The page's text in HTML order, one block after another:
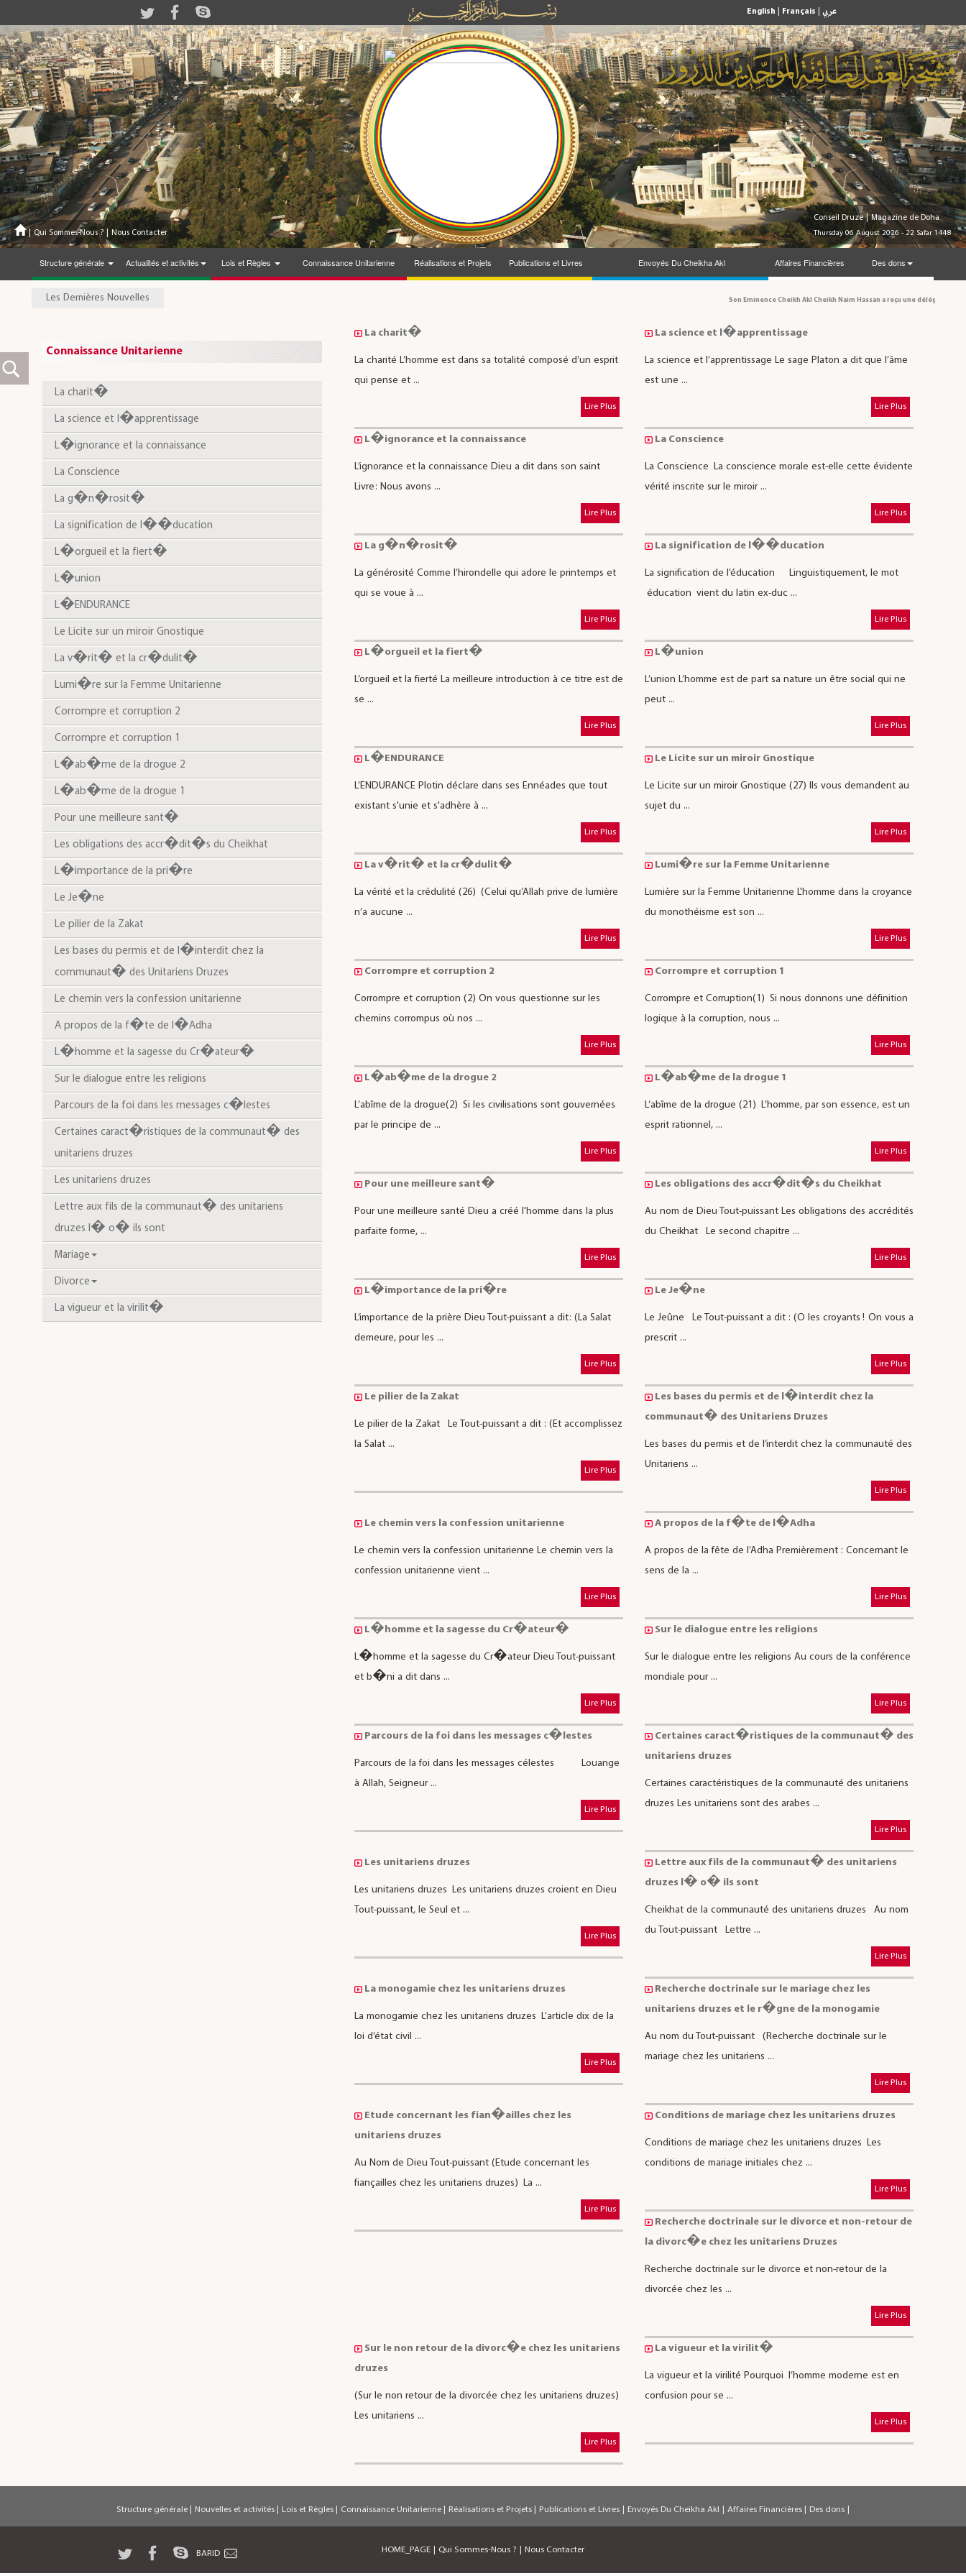
English Français عربي
| Qui Sommes-Nous ? Nous Contacter
Conseil Druze | Magazine de Doha
Thursday 06 August 2026 - 22 Safar 1448
Structure générale Actualités et activités Lois et Règles Connaissance Unitarienne Réalisations et Projets Publications et Livres Envoyés Du Cheikha Akl Affaires Financières Des dons
Les Dernières Nouvelles Son Eminence Cheikh Akl Cheikh Naim Hassan a reçu une délégation du
La charit�
La charité L’homme est dans sa totalité composé d’un esprit
qui pense et ...
Lire Plus
La science et l�apprentissage
La science et l’apprentissage Le sage Platon a dit que l’âme
est une ...
Lire Plus
L�ignorance et la connaissance
L’ignorance et la connaissance Dieu a dit dans son saint
Livre: Nous avons ...
Lire Plus
La Conscience
La Conscience La conscience morale est-elle cette évidente
vérité inscrite sur le miroir ...
Lire Plus
La g�n�rosit�
La générosité Comme l’hirondelle qui adore le printemps et
qui se voue à ...
Lire Plus
La signification de l��ducation
La signification de l’éducation Linguistiquement, le mot
éducation vient du latin ex-duc ...
Lire Plus
L�orgueil et la fiert�
L’orgueil et la fierté La meilleure introduction à ce titre est de
se ...
Lire Plus
L�union
L’union L’homme est de part sa nature un être social qui ne
peut ...
Lire Plus
L�ENDURANCE
L’ENDURANCE Plotin déclare dans ses Ennéades que tout
existant s'unie et s'adhère à ...
Lire Plus
Le Licite sur un miroir Gnostique
Le Licite sur un miroir Gnostique (27) Ils vous demandent au
sujet du ...
Lire Plus
La v�rit� et la cr�dulit�
La vérité et la crédulité (26) (Celui qu’Allah prive de lumière
n’a aucune ...
Lire Plus
Lumi�re sur la Femme Unitarienne
Lumière sur la Femme Unitarienne L'homme dans la croyance
du monothéisme est son ...
Lire Plus
Corrompre et corruption 2
Corrompre et corruption (2) On vous questionne sur les
chemins corrompus où nos ...
Lire Plus
Corrompre et corruption 1
Corrompre et Corruption(1) Si nous donnons une définition
logique à la corruption, nous ...
Lire Plus
L�ab�me de la drogue 2
L’abîme de la drogue(2) Si les civilisations sont gouvernées
par le principe de ...
Lire Plus
L�ab�me de la drogue 1
L’abîme de la drogue (21) L’homme, par son essence, est un
esprit rationnel, ...
Lire Plus
Pour une meilleure sant�
Pour une meilleure santé Dieu a créé l'homme dans la plus
parfaite forme, ...
Lire Plus
Les obligations des accr�dit�s du Cheikhat
Au nom de Dieu Tout-puissant Les obligations des accrédités
du Cheikhat Le second chapitre ...
Lire Plus
L�importance de la pri�re
L’importance de la prière Dieu Tout-puissant a dit: (La Salat
demeure, pour les ...
Lire Plus
Le Je�ne
Le Jeûne Le Tout-puissant a dit : (O les croyants ! On vous a
prescrit ...
Lire Plus
Le pilier de la Zakat
Le pilier de la Zakat Le Tout-puissant a dit : (Et accomplissez
la Salat ...
Lire Plus
Les bases du permis et de l�interdit chez la
communaut� des Unitariens Druzes
Les bases du permis et de l’interdit chez la communauté des
Unitariens ...
Lire Plus
Le chemin vers la confession unitarienne
Le chemin vers la confession unitarienne Le chemin vers la
confession unitarienne vient ...
Lire Plus
A propos de la f�te de l�Adha
A propos de la fête de l’Adha Premièrement : Concernant le
sens de la ...
Lire Plus
L�homme et la sagesse du Cr�ateur�
L�homme et la sagesse du Cr�ateur Dieu Tout-puissant
et b�ni a dit dans ...
Lire Plus
Sur le dialogue entre les religions
Sur le dialogue entre les religions Au cours de la conférence
mondiale pour ...
Lire Plus
Parcours de la foi dans les messages c�lestes
Parcours de la foi dans les messages célestes Louange
à Allah, Seigneur ...
Lire Plus
Certaines caract�ristiques de la communaut� des
unitariens druzes
Certaines caractéristiques de la communauté des unitariens
druzes Les unitariens sont des arabes ...
Lire Plus
Les unitariens druzes
Les unitariens druzes Les unitariens druzes croient en Dieu
Tout-puissant, le Seul et ...
Lire Plus
Lettre aux fils de la communaut� des unitariens
druzes l� o� ils sont
Cheikhat de la communauté des unitariens druzes Au nom
du Tout-puissant Lettre ...
Lire Plus
La monogamie chez les unitariens druzes
La monogamie chez les unitariens druzes L’article dix de la
loi d’état civil ...
Lire Plus
Recherche doctrinale sur le mariage chez les
unitariens druzes et le r�gne de la monogamie
Au nom du Tout-puissant (Recherche doctrinale sur le
mariage chez les unitariens ...
Lire Plus
Etude concernant les fian�ailles chez les
unitariens druzes
Au Nom de Dieu Tout-puissant (Etude concernant les
fiançailles chez les unitariens druzes) La ...
Lire Plus
Conditions de mariage chez les unitariens druzes
Conditions de mariage chez les unitariens druzes Les
conditions de mariage initiales chez ...
Lire Plus
Recherche doctrinale sur le divorce et non-retour de
la divorc�e chez les unitariens Druzes
Recherche doctrinale sur le divorce et non-retour de la
divorcée chez les ...
Lire Plus
Sur le non retour de la divorc�e chez les unitariens
druzes
(Sur le non retour de la divorcée chez les unitariens druzes)
Les unitariens ...
Lire Plus
La vigueur et la virilit�
La vigueur et la virilité Pourquoi l’homme moderne est en
confusion pour se ...
Lire Plus
Connaissance Unitarienne
La charit�
La science et l�apprentissage
L�ignorance et la connaissance
La Conscience
La g�n�rosit�
La signification de l��ducation
L�orgueil et la fiert�
L�union
L�ENDURANCE
Le Licite sur un miroir Gnostique
La v�rit� et la cr�dulit�
Lumi�re sur la Femme Unitarienne
Corrompre et corruption 2
Corrompre et corruption 1
L�ab�me de la drogue 2
L�ab�me de la drogue 1
Pour une meilleure sant�
Les obligations des accr�dit�s du Cheikhat
L�importance de la pri�re
Le Je�ne
Le pilier de la Zakat
Les bases du permis et de l�interdit chez la
communaut� des Unitariens Druzes
Le chemin vers la confession unitarienne
A propos de la f�te de l�Adha
L�homme et la sagesse du Cr�ateur�
Sur le dialogue entre les religions
Parcours de la foi dans les messages c�lestes
Certaines caract�ristiques de la communaut� des
unitariens druzes
Les unitariens druzes
Lettre aux fils de la communaut� des unitariens
druzes l� o� ils sont
Mariage
Divorce
La vigueur et la virilit�
Structure générale | Nouvelles et activités | Lois et Règles | Connaissance Unitarienne | Réalisations et Projets | Publications et Livres | Envoyés Du Cheikha Akl | Affaires Financières | Des dons |
BARID HOME_PAGE | Qui Sommes-Nous ? | Nous Contacter